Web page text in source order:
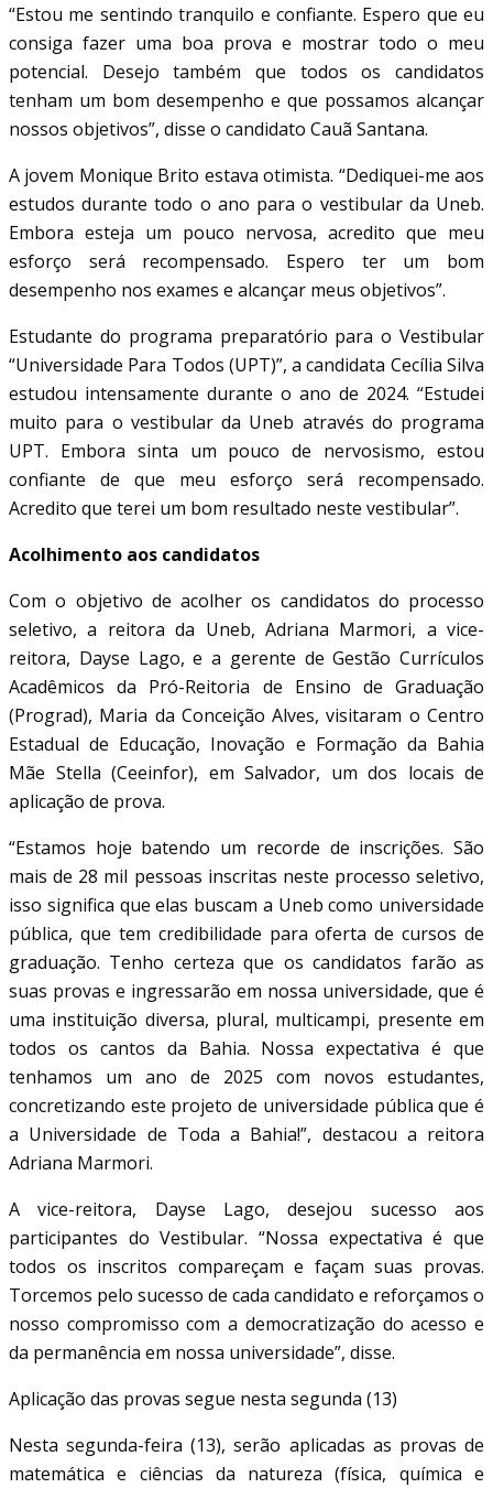
“Estou me sentindo tranquilo e confiante. Espero que eu
consiga fazer uma boa prova e mostrar todo o meu
potencial. Desejo também que todos os candidatos
tenham um bom desempenho e que possamos alcançar
nossos objetivos”, disse o candidato Cauã Santana.
A jovem Monique Brito estava otimista. “Dediquei-me aos
estudos durante todo o ano para o vestibular da Uneb.
Embora esteja um pouco nervosa, acredito que meu
esforço será recompensado. Espero ter um bom
desempenho nos exames e alcançar meus objetivos”.
Estudante do programa preparatório para o Vestibular
“Universidade Para Todos (UPT)”, a candidata Cecília Silva
estudou intensamente durante o ano de 2024. “Estudei
muito para o vestibular da Uneb através do programa
UPT. Embora sinta um pouco de nervosismo, estou
confiante de que meu esforço será recompensado.
Acredito que terei um bom resultado neste vestibular”.
Acolhimento aos candidatos
Com o objetivo de acolher os candidatos do processo
seletivo, a reitora da Uneb, Adriana Marmori, a vice-
reitora, Dayse Lago, e a gerente de Gestão Currículos
Acadêmicos da Pró-Reitoria de Ensino de Graduação
(Prograd), Maria da Conceição Alves, visitaram o Centro
Estadual de Educação, Inovação e Formação da Bahia
Mãe Stella (Ceeinfor), em Salvador, um dos locais de
aplicação de prova.
“Estamos hoje batendo um recorde de inscrições. São
mais de 28 mil pessoas inscritas neste processo seletivo,
isso significa que elas buscam a Uneb como universidade
pública, que tem credibilidade para oferta de cursos de
graduação. Tenho certeza que os candidatos farão as
suas provas e ingressarão em nossa universidade, que é
uma instituição diversa, plural, multicampi, presente em
todos os cantos da Bahia. Nossa expectativa é que
tenhamos um ano de 2025 com novos estudantes,
concretizando este projeto de universidade pública que é
a Universidade de Toda a Bahia!”, destacou a reitora
Adriana Marmori.
A vice-reitora, Dayse Lago, desejou sucesso aos
participantes do Vestibular. “Nossa expectativa é que
todos os inscritos compareçam e façam suas provas.
Torcemos pelo sucesso de cada candidato e reforçamos o
nosso compromisso com a democratização do acesso e
da permanência em nossa universidade”, disse.
Aplicação das provas segue nesta segunda (13)
Nesta segunda-feira (13), serão aplicadas as provas de
matemática e ciências da natureza (física, química e